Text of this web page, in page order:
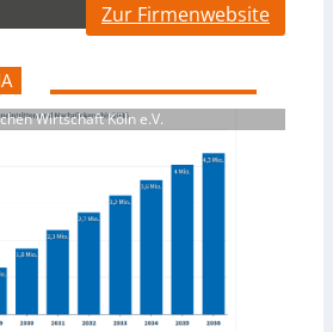
Zur Firmenwebsite
Wirtschaft Köln e.V.